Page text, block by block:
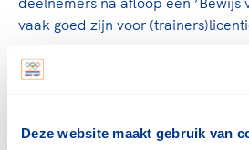
Deze website maakt gebruik van
vaak goed zijn voor
Kijk voor het aanbod bij jou in